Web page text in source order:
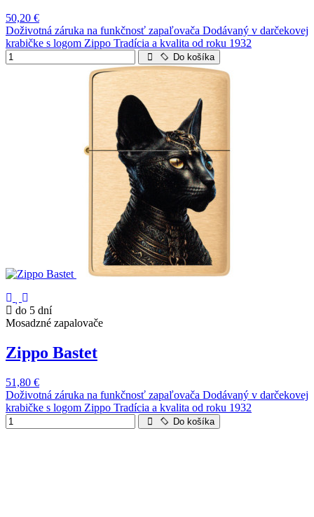
50,20 €
Doživotná záruka na funkčnosť zapaľovača Dodávaný v darčekovej
krabičke s logom Zippo Tradícia a kvalita od roku 1932
Do košíka
do 5 dní
Mosadzné zapalovače
Zippo Bastet
51,80 €
Doživotná záruka na funkčnosť zapaľovača Dodávaný v darčekovej
krabičke s logom Zippo Tradícia a kvalita od roku 1932
Do košíka